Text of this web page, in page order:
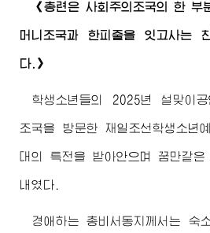
《총련은 사회주의조국의 한 부
머니조국과 한피줄을 잇고사는
다.》
학생소년들의 2025년 설맞이
조국을 방문한 재일조선학생소년
대의 특전을 받아안으며 꿈만같
내였다.
경애하는 총비서동지께서는 숙